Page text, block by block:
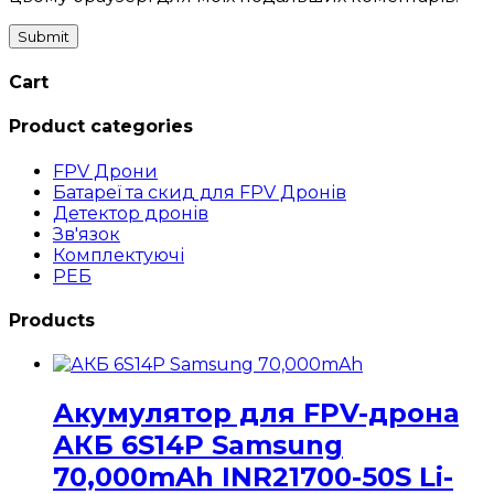
Cart
Product categories
FPV Дрони
Батареї та скид для FPV Дронів
Детектор дронів
Зв'язок
Комплектуючі
РЕБ
Products
Акумулятор для FPV-дрона
АКБ 6S14P Samsung
70,000mAh INR21700-50S Li-